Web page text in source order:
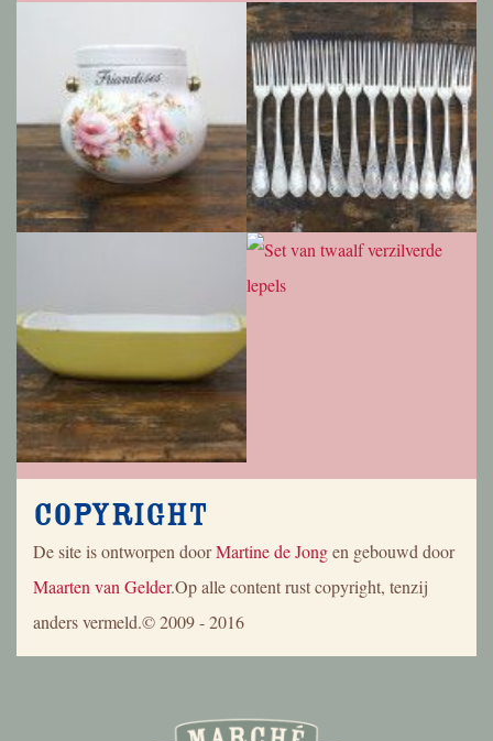
Copyright
De site is ontworpen doorMartine de Jongen gebouwd door
Maarten van Gelder.Op alle content rust copyright, tenzij
anders vermeld.© 2009 - 2016